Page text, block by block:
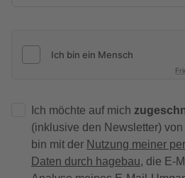
Ich möchte auf mich
(inklusive den Newsletter)
bin mit der Nutzung meiner
Daten durch hagebau, die E-